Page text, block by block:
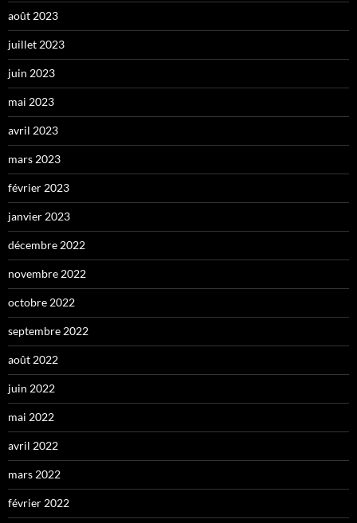
août 2023
juillet 2023
juin 2023
mai 2023
avril 2023
mars 2023
février 2023
janvier 2023
décembre 2022
novembre 2022
octobre 2022
septembre 2022
août 2022
juin 2022
mai 2022
avril 2022
mars 2022
février 2022